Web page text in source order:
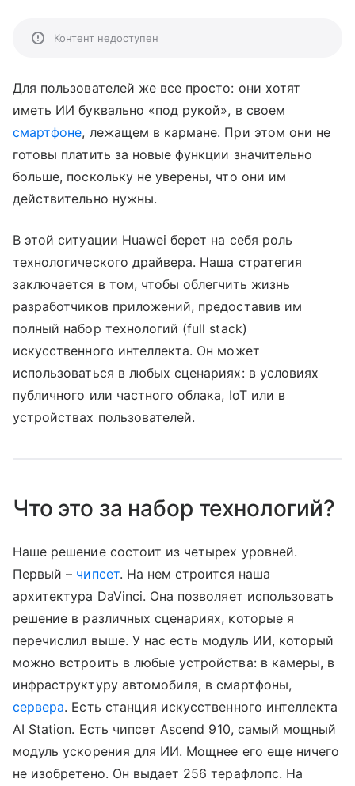
Контент недоступен
Для пользователей же все просто: они хотят
иметь ИИ буквально «под рукой», в своем
смартфоне, лежащем в кармане. При этом они не
готовы платить за новые функции значительно
больше, поскольку не уверены, что они им
действительно нужны.
В этой ситуации Huawei берет на себя роль
технологического драйвера. Наша стратегия
заключается в том, чтобы облегчить жизнь
разработчиков приложений, предоставив им
полный набор технологий (full stack)
искусственного интеллекта. Он может
использоваться в любых сценариях: в условиях
публичного или частного облака, IoT или в
устройствах пользователей.
Что это за набор технологий?
Наше решение состоит из четырех уровней.
Первый – чипсет. На нем строится наша
архитектура DaVinci. Она позволяет использовать
решение в различных сценариях, которые я
перечислил выше. У нас есть модуль ИИ, который
можно встроить в любые устройства: в камеры, в
инфраструктуру автомобиля, в смартфоны,
сервера. Есть станция искусственного интеллекта
AI Station. Есть чипсет Ascend 910, самый мощный
модуль ускорения для ИИ. Мощнее его еще ничего
не изобретено. Он выдает 256 терафлопс. На